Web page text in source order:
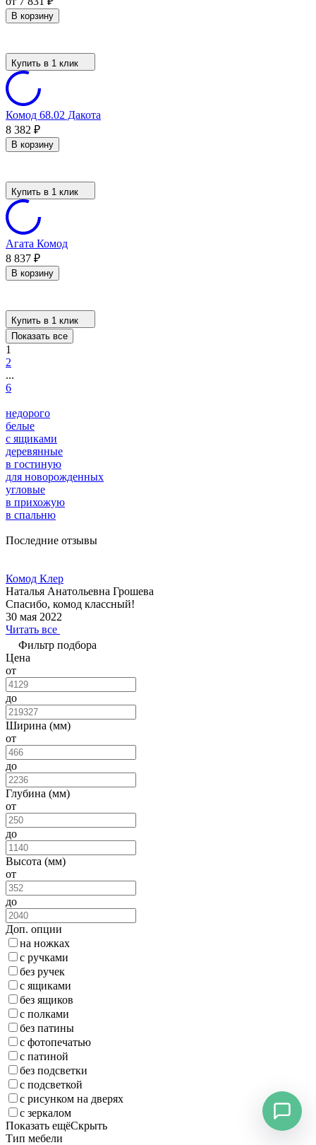
В корзину
Купить в 1 клик
Комод 68.02 Дакота
8 382 ₽
В корзину
Купить в 1 клик
Агата Комод
8 837 ₽
В корзину
Купить в 1 клик
Показать все
1
2
...
6
недорого
белые
с ящиками
деревянные
в гостиную
для новорожденных
угловые
в прихожую
в спальню
Последние отзывы
Комод Клер
Наталья Анатольевна Грошева
Спасибо, комод классный!
30 мая 2022
Читать все
Фильтр подбора
Цена
от
до
Ширина (мм)
от
до
Глубина (мм)
от
до
Высота (мм)
от
до
Доп. опции
на ножках
с ручками
без ручек
с ящиками
без ящиков
с полками
без патины
с фотопечатью
с патиной
без подсветки
с подсветкой
с рисунком на дверях
с зеркалом
Показать ещёСкрыть
Тип мебели